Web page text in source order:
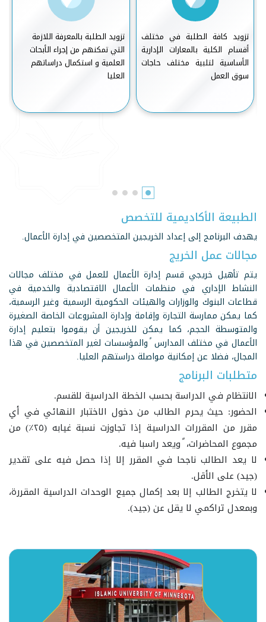
تزويد كافة الطلبة في مختلف
أقسام الكلية بالمعارات الإدارية
الأساسية لتلبية مختلف حاجات
سوق العمل
تزويد الطلبة بالمعرفة اللازمة
التي تمكنهم من إجراء الأبحاث
العلمية و استكمال دراساتهم
العليا
الطبيعة الأكاديمية للتخصص
يهدف البرنامج إلى إعداد الخريجين المتخصصين في إدارة الأعمال.
مجالات عمل الخريج
يتم تأهيل خريجي قسم إدارة الأعمال للعمل في مختلف مجالات
النشاط الإداري في منظمات الأعمال الاقتصادية والخدمية في
قطاعات البنوك والوزارات والهيئات الحكومية الرسمية وغير الرسمية،
كما يمكن ممارسة التجارة وإقامة وإدارة المشروعات الخاصة الصغيرة
والمتوسطة الحجم، كما يمكن للخريجين أن يقوموا بتعليم إدارة
الأعمال في مختلف المدارس ً والمؤسسات لغير المتخصصين في هذا
المجال، فضلا عن إمكانية مواصلة دراستهم العليا.
متطلبات البرنامج
الانتظام في الدراسة بحسب الخطة الدراسية للقسم.
الحضور: حيث يحرم الطالب من دخول الاختبار النهائي في أي
مقرر من المقررات الدراسية إذا تجاوزت نسبة غيابه (٢٥٪) من
مجموع المحاضرات، ً ويعد راسبا فيه.
لا يعد الطالب ناجحا في المقرر إلا إذا حصل فيه على تقدير
(جيد) على الأقل.
لا يتخرج الطالب إلا بعد إكمال جميع الوحدات الدراسية المقررة،
وبمعدل تراكمي لا يقل عن (جيد).